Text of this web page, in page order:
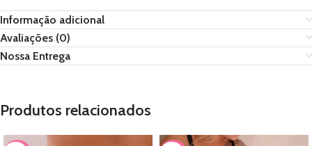
Informação adicional
Avaliações (0)
Nossa Entrega
Produtos relacionados